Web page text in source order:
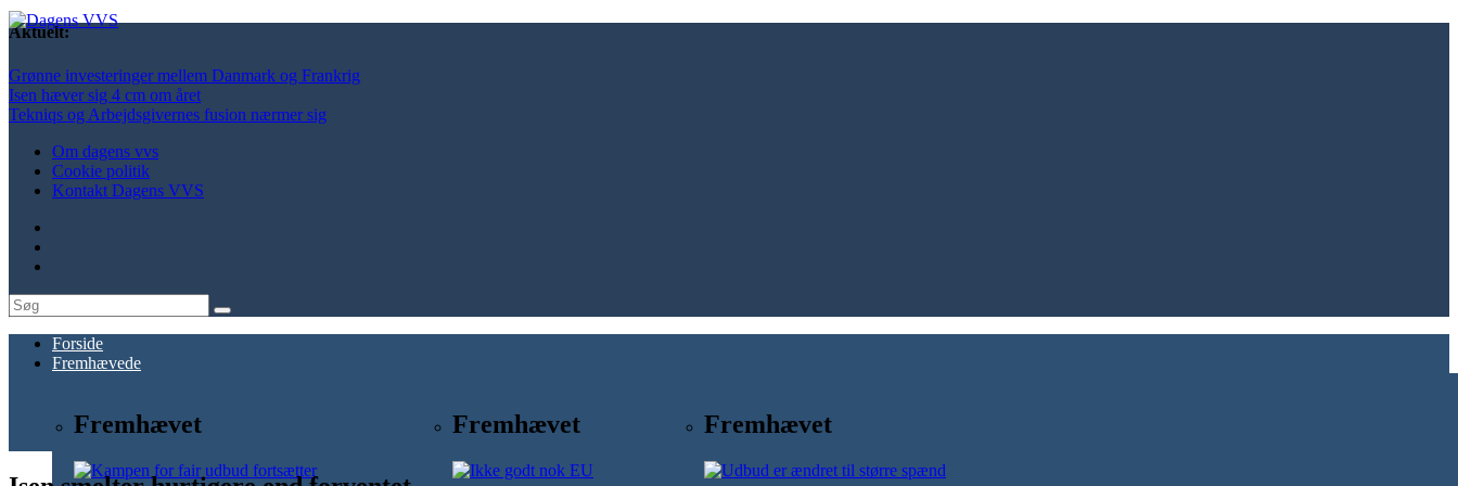
Aktuelt:
Grønne investeringer mellem Danmark og Frankrig
Isen hæver sig 4 cm om året
Tekniqs og Arbejdsgivernes fusion nærmer sig
Om dagens vvs
Cookie politik
Kontakt Dagens VVS
Forside
Fremhævede
Fremhævet Fremhævet Fremhævet